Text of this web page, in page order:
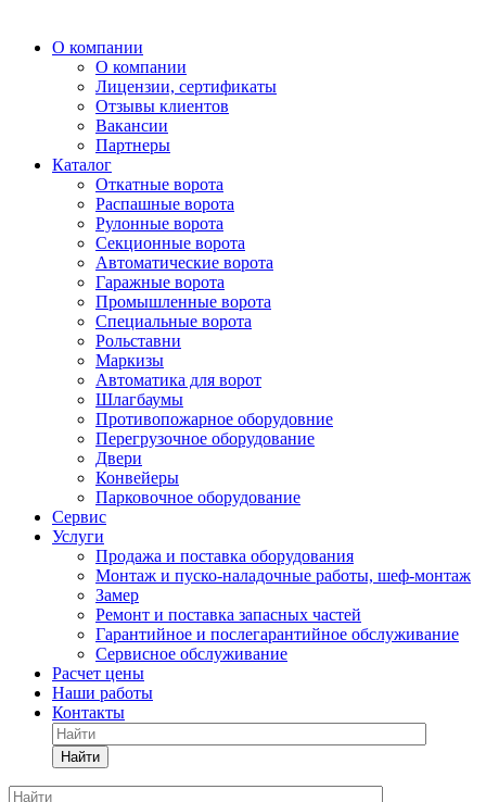
О компании
О компании
Лицензии, сертификаты
Отзывы клиентов
Вакансии
Партнеры
Каталог
Откатные ворота
Распашные ворота
Рулонные ворота
Секционные ворота
Автоматические ворота
Гаражные ворота
Промышленные ворота
Специальные ворота
Рольставни
Маркизы
Автоматика для ворот
Шлагбаумы
Противопожарное оборудовние
Перегрузочное оборудование
Двери
Конвейеры
Парковочное оборудование
Сервис
Услуги
Продажа и поставка оборудования
Монтаж и пуско-наладочные работы, шеф-монтаж
Замер
Ремонт и поставка запасных частей
Гарантийное и послегарантийное обслуживание
Сервисное обслуживание
Расчет цены
Наши работы
Контакты
Найти